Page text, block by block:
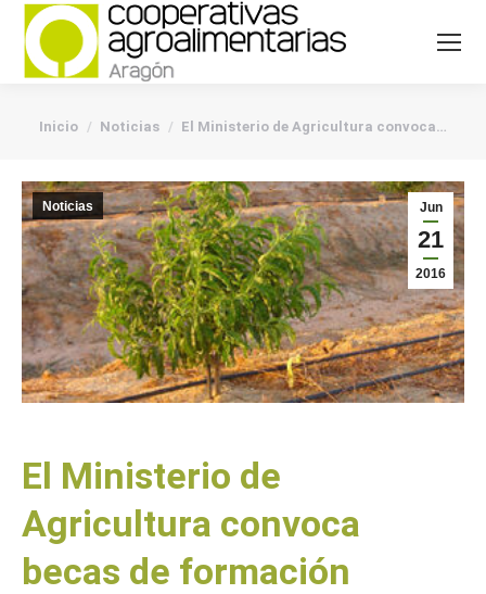
You are here:
Inicio Noticias El Ministerio de Agricultura convoca…
Jun
21
2016
Noticias
El Ministerio de
Agricultura convoca
becas de formación